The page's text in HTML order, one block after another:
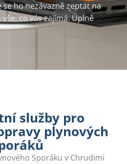
ho nezávazně zeptat na
co vás zajímá. Úplně
služby pro
plynových
Sporáku v Chrudimi